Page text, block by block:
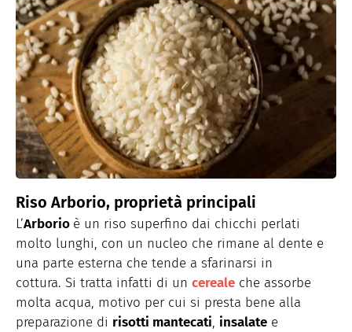
Riso Arborio, proprietà principali
L’Arborio è un riso superfino dai chicchi perlati
molto lunghi, con un nucleo che rimane al dente e
una parte esterna che tende a sfarinarsi in
cottura. Si tratta infatti di un cereale che assorbe
molta acqua, motivo per cui si presta bene alla
preparazione di risotti mantecati, insalate e